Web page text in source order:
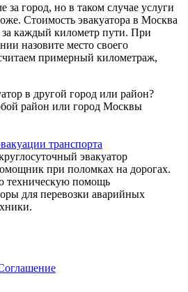
город, но в таком случае услуги
Стоимость эвакуатора в Москва
за каждый километр пути. При
назовите место своего
примерный километраж,
в другой город или район?
район или город Москвы
транспорта
эвакуатор
при поломках на дорогах.
техническую помощь
для перевозки аварийных